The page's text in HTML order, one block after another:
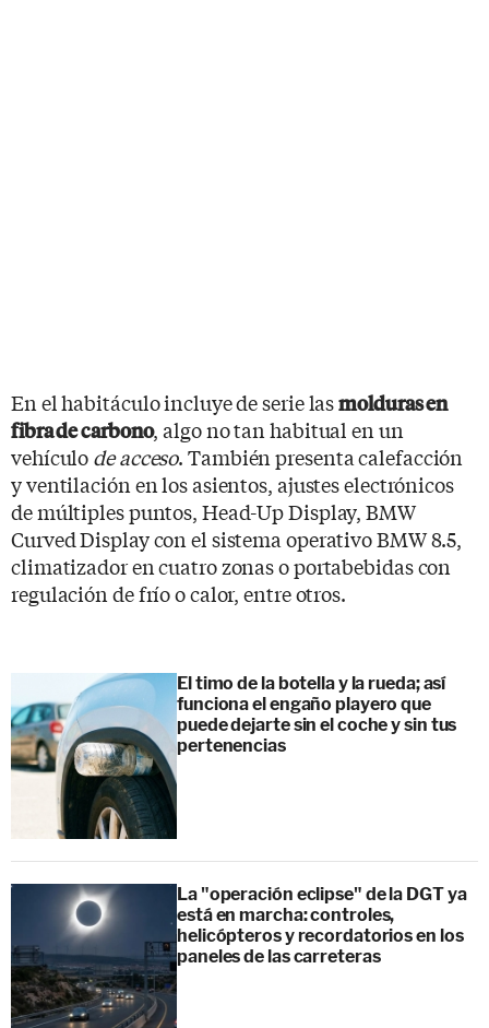
En el habitáculo incluye de serie lasmolduras en
fibra de carbono, algo no tan habitual en un
vehículodeacceso. También presenta calefacción
y ventilación en los asientos, ajustes electrónicos
de múltiples puntos, Head-Up Display, BMW
Curved Display con el sistema operativo BMW 8.5,
climatizador en cuatro zonas o portabebidas con
regulación de frío o calor, entre otros.
El timo de la botella y la rueda; así
funciona el engaño playero que
puede dejarte sin el coche y sin tus
pertenencias
La "operación eclipse" de la DGT ya
está en marcha: controles,
helicópteros y recordatorios en los
paneles de las carreteras